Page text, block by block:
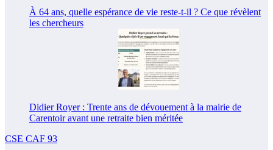
À 64 ans, quelle espérance de vie reste-t-il ? Ce que révèlent
les chercheurs
Didier Royer : Trente ans de dévouement à la mairie de
Carentoir avant une retraite bien méritée
CSE CAF 93